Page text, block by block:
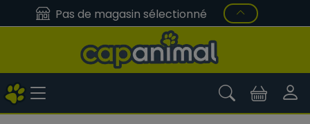
Pas de magasin sélectionné